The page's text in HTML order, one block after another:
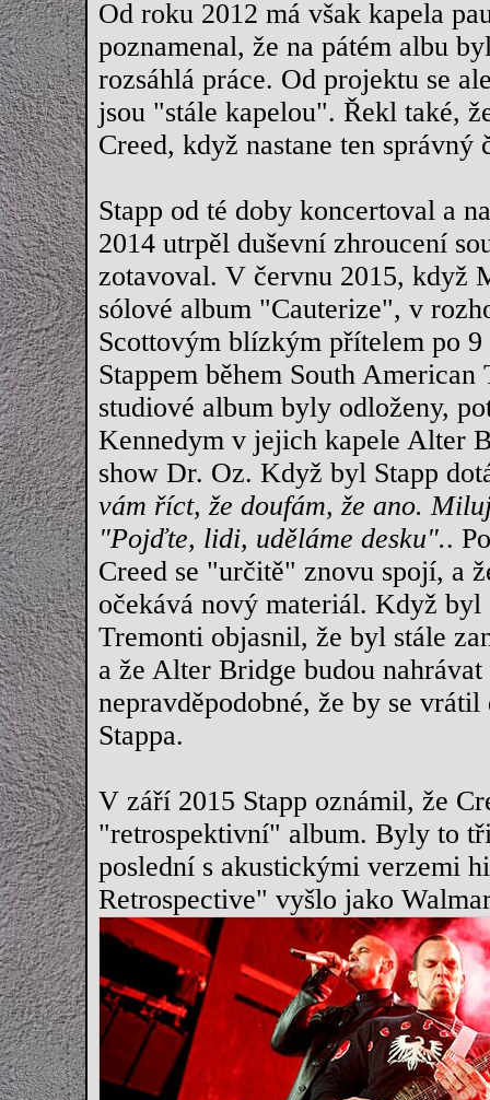
Od roku 2012 má však kapela
poznamenal, že na pátém albu
rozsáhlá práce. Od projektu se
jsou "stále kapelou". Řekl také,
Creed, když nastane ten správný
Stapp od té doby koncertoval a
2014 utrpěl duševní zhroucení
zotavoval. V červnu 2015, když
sólové album "Cauterize", v
Scottovým blízkým přítelem po
Stappem během South
studiové album byly odloženy,
Kennedym v jejich kapele Alter
show Dr. Oz. Když byl Stapp
vám říct, že doufám, že ano.
"Pojďte, lidi, uděláme desku"..
Creed se "určitě" znovu spojí, a
očekává nový materiál. Když byl
Tremonti objasnil, že byl stále
a že Alter Bridge budou
nepravděpodobné, že by se
Stappa.
V září 2015 Stapp oznámil, že
"retrospektivní" album. Byly to
poslední s akustickými verzemi
Retrospective" vyšlo jako